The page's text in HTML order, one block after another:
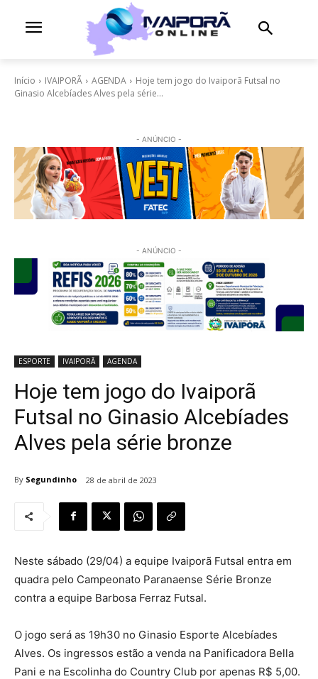
Início IVAIPORÃ AGENDA
Hoje tem jogo do Ivaiporã Futsal no
Ginasio Alcebíades Alves pela série...
- ANÚNCIO -
- ANÚNCIO -
ESPORTE IVAIPORÃ AGENDA
Hoje tem jogo do Ivaiporã
Futsal no Ginasio Alcebíades
Alves pela série bronze
By Segundinho 28 de abril de 2023
Neste sábado (29/04) a equipe Ivaiporã Futsal entra em
quadra pelo Campeonato Paranaense Série Bronze
contra a equipe Barbosa Ferraz Futsal.
O jogo será as 19h30 no Ginasio Esporte Alcebíades
Alves. Os ingressos estão a venda na Panificadora Bella
Pani e na Escolinha do Country Club por apenas R$ 5,00.